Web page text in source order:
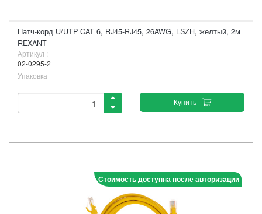
Патч-корд U/UTP CAT 6, RJ45-RJ45, 26AWG, LSZH, желтый, 2м
REXANT
Артикул :
02-0295-2
Упаковка
Купить
Стоимость доступна после авторизации